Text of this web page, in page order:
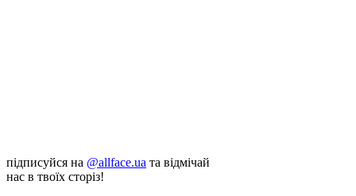
підписуйся на @allface.ua та відмічай
нас в твоїх сторіз!